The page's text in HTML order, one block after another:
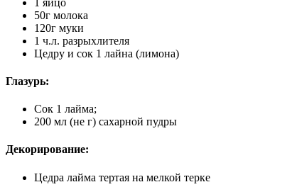
50г молока
120г муки
1 ч.л. разрыхлителя
Цедру и сок 1 лайна (лимона)
Глазурь:
Сок 1 лайма;
200 мл (не г) сахарной пудры
Декорирование:
Цедра лайма тертая на мелкой терке